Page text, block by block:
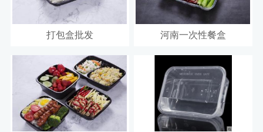
打包盒批发 河南一次性餐盒